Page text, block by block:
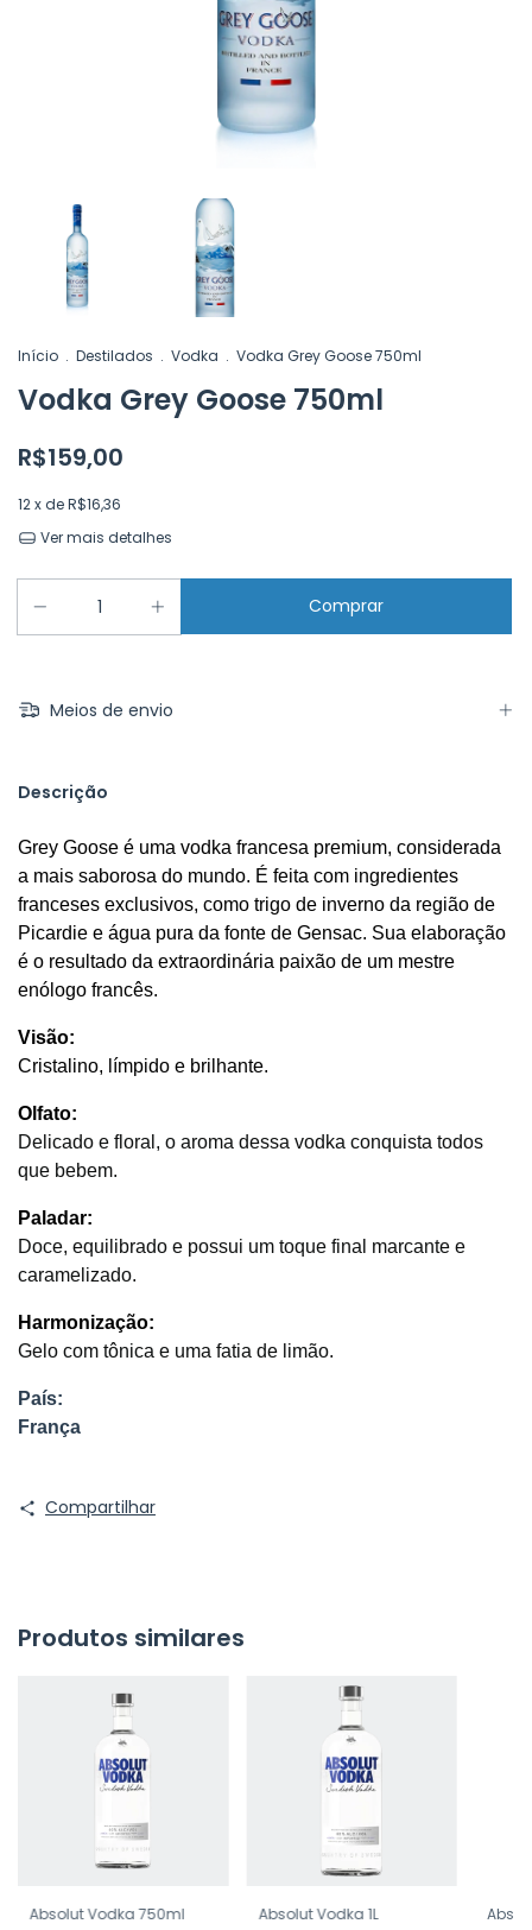
Início . Destilados . Vodka . Vodka Grey Goose 750ml
Vodka Grey Goose 750ml
R$159,00
12x deR$16,36
Ver mais detalhes
Meios de envio
Descrição
Grey Goose é uma vodka francesa premium, considerada
a mais saborosa do mundo. É feita com ingredientes
franceses exclusivos, como trigo de inverno da região de
Picardie e água pura da fonte de Gensac. Sua elaboração
é o resultado da extraordinária paixão de um mestre
enólogo francês.
Visão:
Cristalino, límpido e brilhante.
Olfato:
Delicado e floral, o aroma dessa vodka conquista todos
que bebem.
Paladar:
Doce, equilibrado e possui um toque final marcante e
caramelizado.
Harmonização:
Gelo com tônica e uma fatia de limão.
País:
França
Compartilhar
Produtos similares
Absolut Vodka 750ml
Absolut Vodka 1L